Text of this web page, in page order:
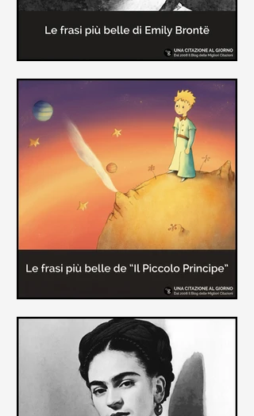
Le frasi più belle di "Cime
Tempestose" di Emily Brontë
"Cime Tempestose" rimane l'unico
romanzo scritto da Emily Brontë
causa la tubercolosi che le tolse la
vita ad appena 30 anni (...)
Le frasi più belle de "Il piccolo
principe" di Antoine de Saint-
Exupèry
Raccolta delle frasi più belle del
Piccolo Principe che trasmettono il